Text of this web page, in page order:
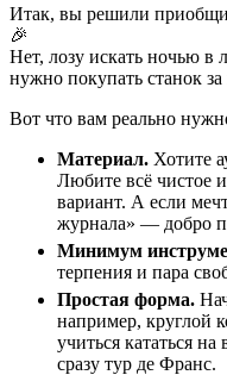
Итак, вы решили
🎉
Нет, лозу искать ночью в
нужно покупать станок
Вот что вам реально
Материал. Хотите
Любите всё чистое
вариант. А если
журнала» — добро
Минимум
терпения и пара
Простая форма.
например, круглой
учиться кататься на
сразу тур де Франс.